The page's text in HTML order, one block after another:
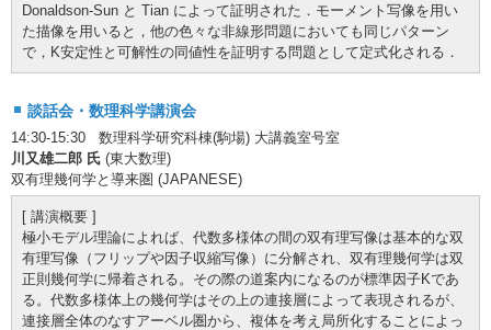
Donaldson-Sun と Tian によって証明された．モーメント写像を用い
た描像を用いると，他の色々な非線形問題においても同じパターン
で，K安定性と可解性の同値性を証明する問題として定式化される．
談話会・数理科学講演会
14:30-15:30 数理科学研究科棟(駒場) 大講義室号室
川又雄二郎 氏 (東大数理)
双有理幾何学と導来圏 (JAPANESE)
[ 講演概要 ]
極小モデル理論によれば、代数多様体の間の双有理写像は基本的な双
有理写像（フリップや因子収縮写像）に分解され、双有理幾何学は双
正則幾何学に帰着される。その際の道案内になるのが標準因子Kであ
る。代数多様体上の幾何学はその上の連接層によって表現されるが、
連接層全体のなすアーベル圏から、複体を考え局所化することによっ